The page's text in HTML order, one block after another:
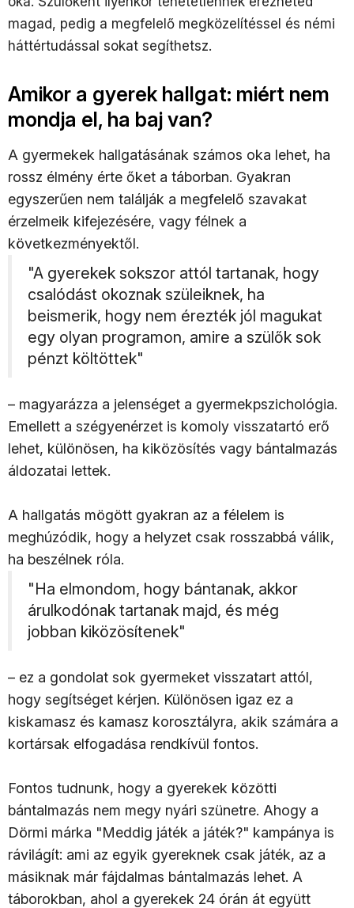
magad, pedig a megfelelő megközelítéssel és némi
háttértudással sokat segíthetsz.
Amikor a gyerek hallgat: miért nem
mondja el, ha baj van?
A gyermekek hallgatásának számos oka lehet, ha
rossz élmény érte őket a táborban. Gyakran
egyszerűen nem találják a megfelelő szavakat
érzelmeik kifejezésére, vagy félnek a
következményektől.
"A gyerekek sokszor attól tartanak, hogy
csalódást okoznak szüleiknek, ha
beismerik, hogy nem érezték jól magukat
egy olyan programon, amire a szülők sok
pénzt költöttek"
– magyarázza a jelenséget a gyermekpszichológia.
Emellett a szégyenérzet is komoly visszatartó erő
lehet, különösen, ha kiközösítés vagy bántalmazás
áldozatai lettek.
A hallgatás mögött gyakran az a félelem is
meghúzódik, hogy a helyzet csak rosszabbá válik,
ha beszélnek róla.
"Ha elmondom, hogy bántanak, akkor
árulkodónak tartanak majd, és még
jobban kiközösítenek"
– ez a gondolat sok gyermeket visszatart attól,
hogy segítséget kérjen. Különösen igaz ez a
kiskamasz és kamasz korosztályra, akik számára a
kortársak elfogadása rendkívül fontos.
Fontos tudnunk, hogy a gyerekek közötti
bántalmazás nem megy nyári szünetre. Ahogy a
Dörmi márka "Meddig játék a játék?" kampánya is
rávilágít: ami az egyik gyereknek csak játék, az a
másiknak már fájdalmas bántalmazás lehet. A
táborokban, ahol a gyerekek 24 órán át együtt